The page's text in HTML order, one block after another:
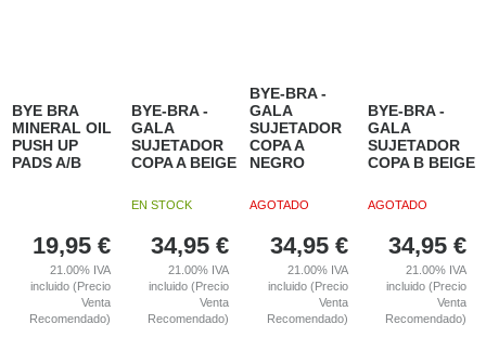
BYE BRA
MINERAL OIL
PUSH UP
PADS A/B
19,95 €
21.00% IVA
incluido (Precio
Venta
Recomendado)
BYE-BRA -
GALA
SUJETADOR
COPA A BEIGE
EN STOCK
34,95 €
21.00% IVA
incluido (Precio
Venta
Recomendado)
BYE-BRA -
GALA
SUJETADOR
COPA A
NEGRO
AGOTADO
34,95 €
21.00% IVA
incluido (Precio
Venta
Recomendado)
BYE-BRA -
GALA
SUJETADOR
COPA B BEIGE
AGOTADO
34,95 €
21.00% IVA
incluido (Precio
Venta
Recomendado)